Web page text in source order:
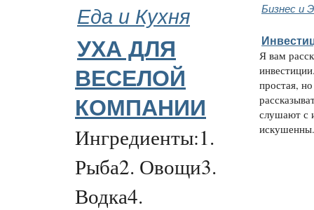
Еда и Кухня Бизнес и
УХА ДЛЯ
ВЕСЕЛОЙ
КОМПАНИИ
Ингредиенты:1.
Рыба2. Овощи3.
Водка4.
Я вам
простая,
слушают с